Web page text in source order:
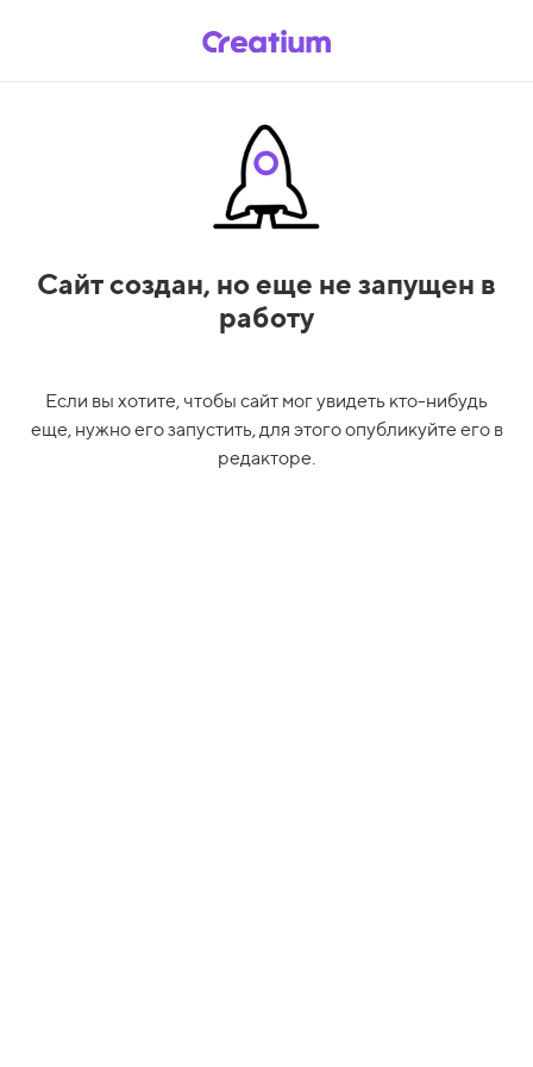
Сайт создан, но еще не запущен в
работу
Если вы хотите, чтобы сайт мог увидеть кто-нибудь
еще, нужно его запустить, для этого опубликуйте его в
редакторе.